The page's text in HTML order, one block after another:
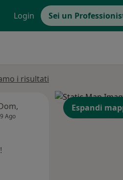
Login Sei un
i risultati
9 Ago
Mar,
Espandi